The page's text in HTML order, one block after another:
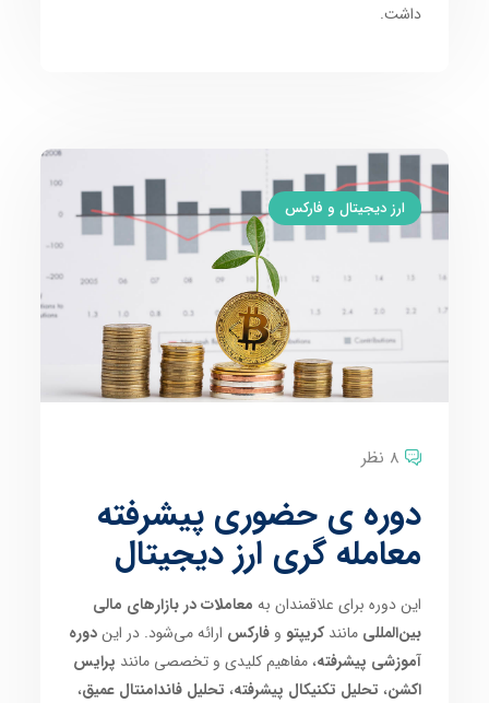
داشت.
ارز دیجیتال و فارکس
8 نظر
دوره ی حضوری پیشرفته
معامله گری ارز دیجیتال
این دوره برای علاقمندان به معاملات در بازارهای مالی
بین‌المللی مانندکریپتو وفارکس ارائه می‌شود. در ایندوره
آموزشی پیشرفته، مفاهیم کلیدی و تخصصی مانند پرایس
اکشن، تحلیل تکنیکال پیشرفته، تحلیل فاندامنتال عمیق،